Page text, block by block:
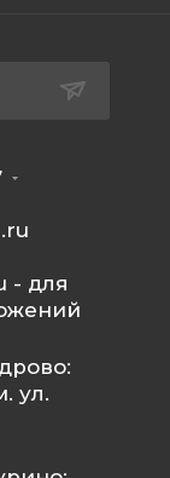
- для
ул.